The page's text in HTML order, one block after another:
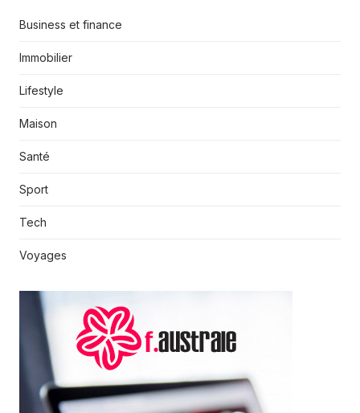
Business et finance
Immobilier
Lifestyle
Maison
Santé
Sport
Tech
Voyages